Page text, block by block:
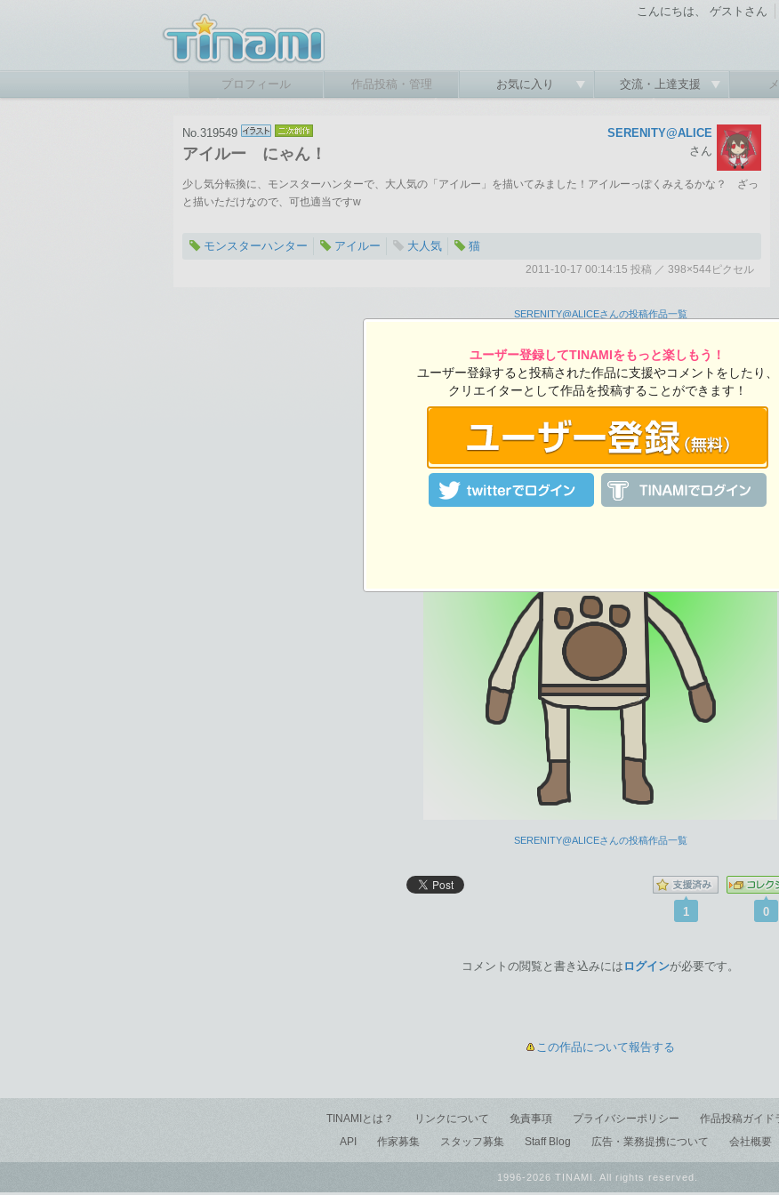
こんにちは、 ゲストさん
プロフィール 作品投稿・管理 お気に入り 交流・上達支援
No.319549
アイルー にゃん！
SERENITY@ALICE
さん
少し気分転換に、モンスターハンターで、大人気の「アイルー」を描いてみました！アイルーっぽくみえるかな？ ざっ
と描いただけなので、可也適当ですw
モンスターハンター アイルー 大人気 猫
2011-10-17 00:14:15 投稿 ／ 398×544ピクセル
SERENITY@ALICEさんの投稿作品一覧
398×544ピクセル
SERENITY@ALICEさんの投稿作品一覧
1 0
コメントの閲覧と書き込みには ログインが必要です。
この作品について報告する
TINAMIとは？ リンクについて 免責事項 プライバシーポリシー 作品投稿ガイド
API
作家募集 スタッフ募集 Staff Blog 広告・業務提携について 会社概要
1996-2026 TINAMI. All rights reserved.
ユーザー登録してTINAMIをもっと楽しもう！
ユーザー登録すると投稿された作品に支援やコメントをしたり、
クリエイターとして作品を投稿することができます！